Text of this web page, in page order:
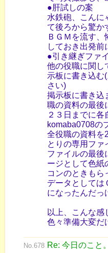
●肝試しの案
水鉄砲、こんに
て後ろから驚か
ＢＧＭを流す
しておき出発前
●引き継ぎファ
他の役職に関し
示板に書き込む
さい)
掲示板に書き込
職の資料の最後
２３日までに各
komaba0708の
全役職の資料を
とりの専用ファ
ファイルの最後
ージとして色紙
コンのときもら
データとしては
になったんだっ
以上、こんな感
色々準備大変だ
No.678 Re: 今日のこと。